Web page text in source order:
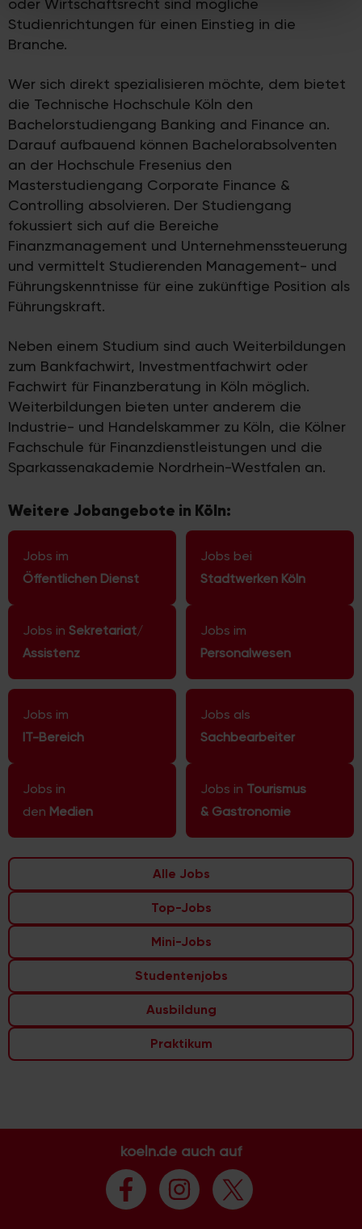
Partner führen diese Informationen möglicherweise mit
weiteren Daten zusammen, die Sie ihnen bereitgestellt
haben oder die sie im Rahmen Ihrer Nutzung der Dienste
oder Wirtschaftsrecht sind mögliche
Studienrichtungen für einen Einstieg in die
Branche.
Wer sich direkt spezialisieren möchte, dem bietet
die Technische Hochschule Köln den
Bachelorstudiengang Banking and Finance an.
Darauf aufbauend können Bachelorabsolventen
an der Hochschule Fresenius den
Masterstudiengang Corporate Finance &
Controlling absolvieren. Der Studiengang
fokussiert sich auf die Bereiche
Finanzmanagement und Unternehmenssteuerung
und vermittelt Studierenden Management- und
Führungskenntnisse für eine zukünftige Position als
Führungskraft.
Neben einem Studium sind auch Weiterbildungen
zum Bankfachwirt, Investmentfachwirt oder
Fachwirt für Finanzberatung in Köln möglich.
Weiterbildungen bieten unter anderem die
Industrie- und Handelskammer zu Köln, die Kölner
Fachschule für Finanzdienstleistungen und die
Sparkassenakademie Nordrhein-Westfalen an.
Weitere Jobangebote in Köln:
Jobs im
Öffentlichen Dienst
Jobs bei
Stadtwerken Köln
Jobs in Sekretariat/
Assistenz
Jobs im
Personalwesen
Jobs im
IT-Bereich
Jobs als
Sachbearbeiter
Jobs in
den Medien
Jobs in Tourismus
& Gastronomie
Alle Jobs
Top-Jobs
Mini-Jobs
Studentenjobs
Ausbildung
Praktikum
koeln.de auch auf